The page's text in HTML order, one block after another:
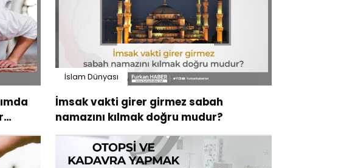
İslam Dünyası
İmsak vakti girer girmez sabah
namazını kılmak doğru mudur?